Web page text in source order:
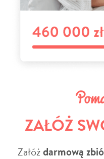
ZAŁÓŻ
Załóżdarmową